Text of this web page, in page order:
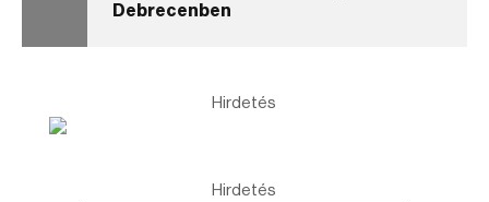
Debrecenben
Hirdetés
Hirdetés